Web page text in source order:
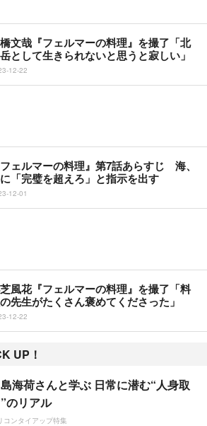
文哉『フェルマーの料理』を撮了「北
として生きられないと思うと寂しい」
12-22
フェルマーの料理』第7話あらすじ 海、
「完璧を超えろ」と指示を出す
12-01
風花『フェルマーの料理』を撮了「料
先生がたくさん褒めてくださった」
12-22
UP！
海荷さんと学ぶ 日常に潜む“人身取
のリアル
コンタイアップ特集